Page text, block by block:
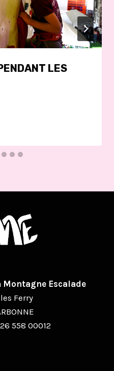
LES
Escalade
Ferry
558 00012